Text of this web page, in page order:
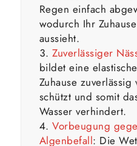
Regen einfach
wodurch Ihr
aussieht.
Zuverlässiger
bildet eine
Zuhause zuverlässig
schützt und somit
Wasser verhindert.
Vorbeugung
Algenbefall: Die